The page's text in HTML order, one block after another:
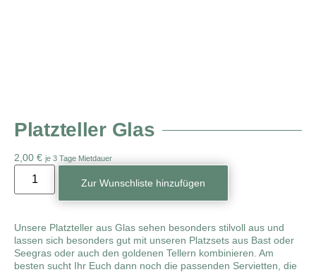
Platzteller Glas
2,00 € je 3 Tage Mietdauer
Zur Wunschliste hinzufügen
Unsere Platzteller aus Glas sehen besonders stilvoll aus und
lassen sich besonders gut mit unseren Platzsets aus Bast oder
Seegras oder auch den goldenen Tellern kombinieren. Am
besten sucht Ihr Euch dann noch die passenden Servietten, die